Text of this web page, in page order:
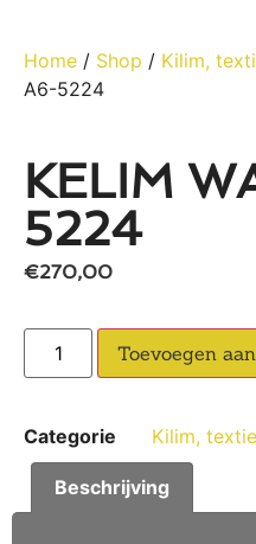
Home / Shop / Kilim,
A6-5224
KELIM
5224
€270,00
Toevoegen
Categorie Kilim,
Beschrijving